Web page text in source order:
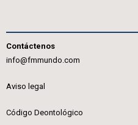
Contáctenos
info@fmmundo.com
Aviso legal
Código Deontológico